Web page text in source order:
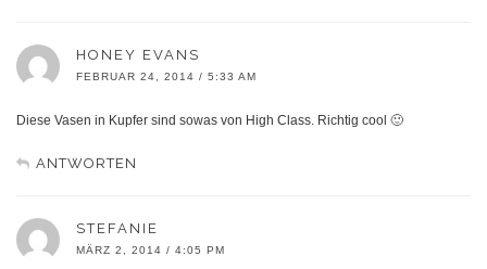
HONEY EVANS
FEBRUAR 24, 2014 / 5:33 AM
Diese Vasen in Kupfer sind sowas von High Class. Richtig cool 🙂
ANTWORTEN
STEFANIE
MÄRZ 2, 2014 / 4:05 PM